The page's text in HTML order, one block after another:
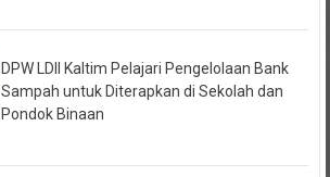
Sampah untuk Diterapkan di Sekolah dan
Pondok Binaan